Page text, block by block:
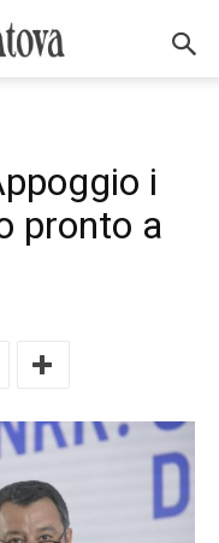
i
pronto a